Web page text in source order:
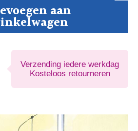
aan
Verzending iedere werkdag
Kosteloos retourneren